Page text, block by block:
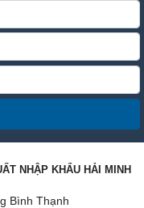
NHẬP KHẨU HẢI MINH
Bình Thạnh